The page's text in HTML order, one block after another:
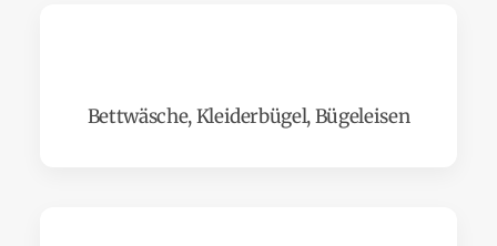
Bettwäsche, Kleiderbügel, Bügeleisen